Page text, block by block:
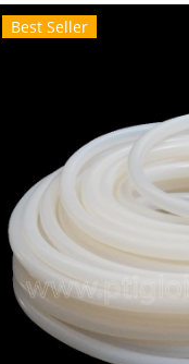
Best Seller